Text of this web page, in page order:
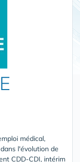
médical,
l'évolution de
CDD-CDI, intérim